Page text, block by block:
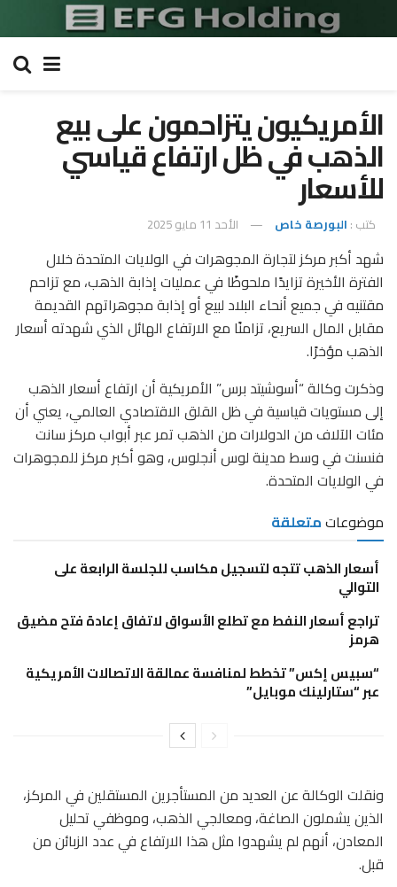
الأمريكيون يتزاحمون على بيع
الذهب في ظل ارتفاع قياسي
للأسعار
كتب : البورصة خاص الأحد 11 مايو 2025
شهد أكبر مركز لتجارة المجوهرات في الولايات المتحدة خلال
الفترة الأخيرة تزايدًا ملحوظًا في عمليات إذابة الذهب، مع تزاحم
مقتنيه في جميع أنحاء البلاد لبيع أو إذابة مجوهراتهم القديمة
مقابل المال السريع، تزامنًا مع الارتفاع الهائل الذي شهدته أسعار
الذهب مؤخرًا.
وذكرت وكالة “أسوشيتد برس” الأمريكية أن ارتفاع أسعار الذهب
إلى مستويات قياسية في ظل القلق الاقتصادي العالمي، يعني أن
مئات الآلاف من الدولارات من الذهب تمر عبر أبواب مركز سانت
فنسنت في وسط مدينة لوس أنجلوس، وهو أكبر مركز للمجوهرات
في الولايات المتحدة.
موضوعاتمتعلقة
أسعار الذهب تتجه لتسجيل مكاسب للجلسة الرابعة على
التوالي
تراجع أسعار النفط مع تطلع الأسواق لاتفاق إعادة فتح مضيق
هرمز
“سبيس إكس” تخطط لمنافسة عمالقة الاتصالات الأمريكية
عبر “ستارلينك موبايل”
ونقلت الوكالة عن العديد من المستأجرين المستقلين في المركز،
الذين يشملون الصاغة، ومعالجي الذهب، وموظفي تحليل
المعادن، أنهم لم يشهدوا مثل هذا الارتفاع في عدد الزبائن من
قبل.